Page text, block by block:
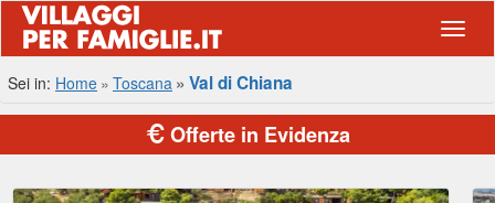
Sei in: Home Toscana Val di Chiana
Offerte in Evidenza